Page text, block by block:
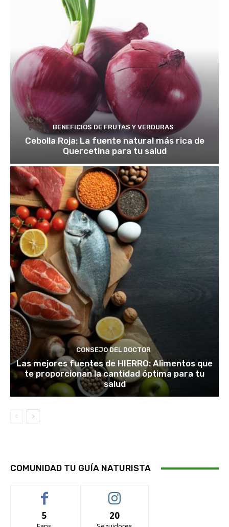
BENEFICIOS DE FRUTAS Y VERDURAS
Cebolla Roja: La fuente natural más rica de
Quercetina para tu salud
CONSEJO DEL DOCTOR
Las mejores fuentes de HIERRO: Alimentos que
te proporcionan la cantidad óptima para tu
salud
COMUNIDAD TU GUÍA NATURISTA
5 20